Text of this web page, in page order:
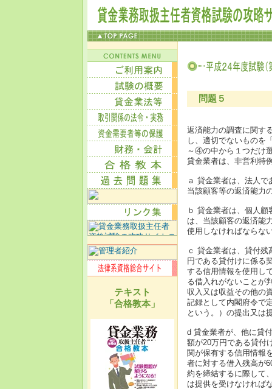
テキスト
「合格教本」
問題５
返済能力の調査に関す
し、適切でないものを
～④の中から１つだけ
貸金業者は、非営利特
ａ 貸金業者は、法人
当該顧客等の返済能力
ｂ 貸金業者は、個人
は、当該顧客の返済能
使用しなければならな
ｃ 貸金業者は、貸付
円である貸付けに係る
する信用情報を使用し
る借入れがないことが
収入又は収益その他の
記録として内閣府令で
という。）の提出又は
d 貸金業者が、他に貸
額が20万円である貸付
関が保有する信用情報
者に対する借入残高が
約を締結するに際して
は提供を受けなければ